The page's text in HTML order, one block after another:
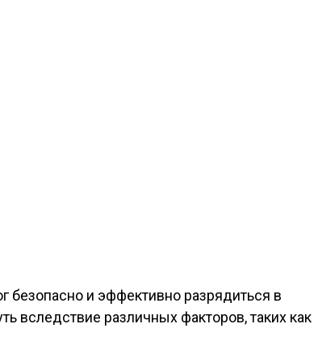
безопасно и эффективно разрядиться в
вследствие различных факторов, таких как